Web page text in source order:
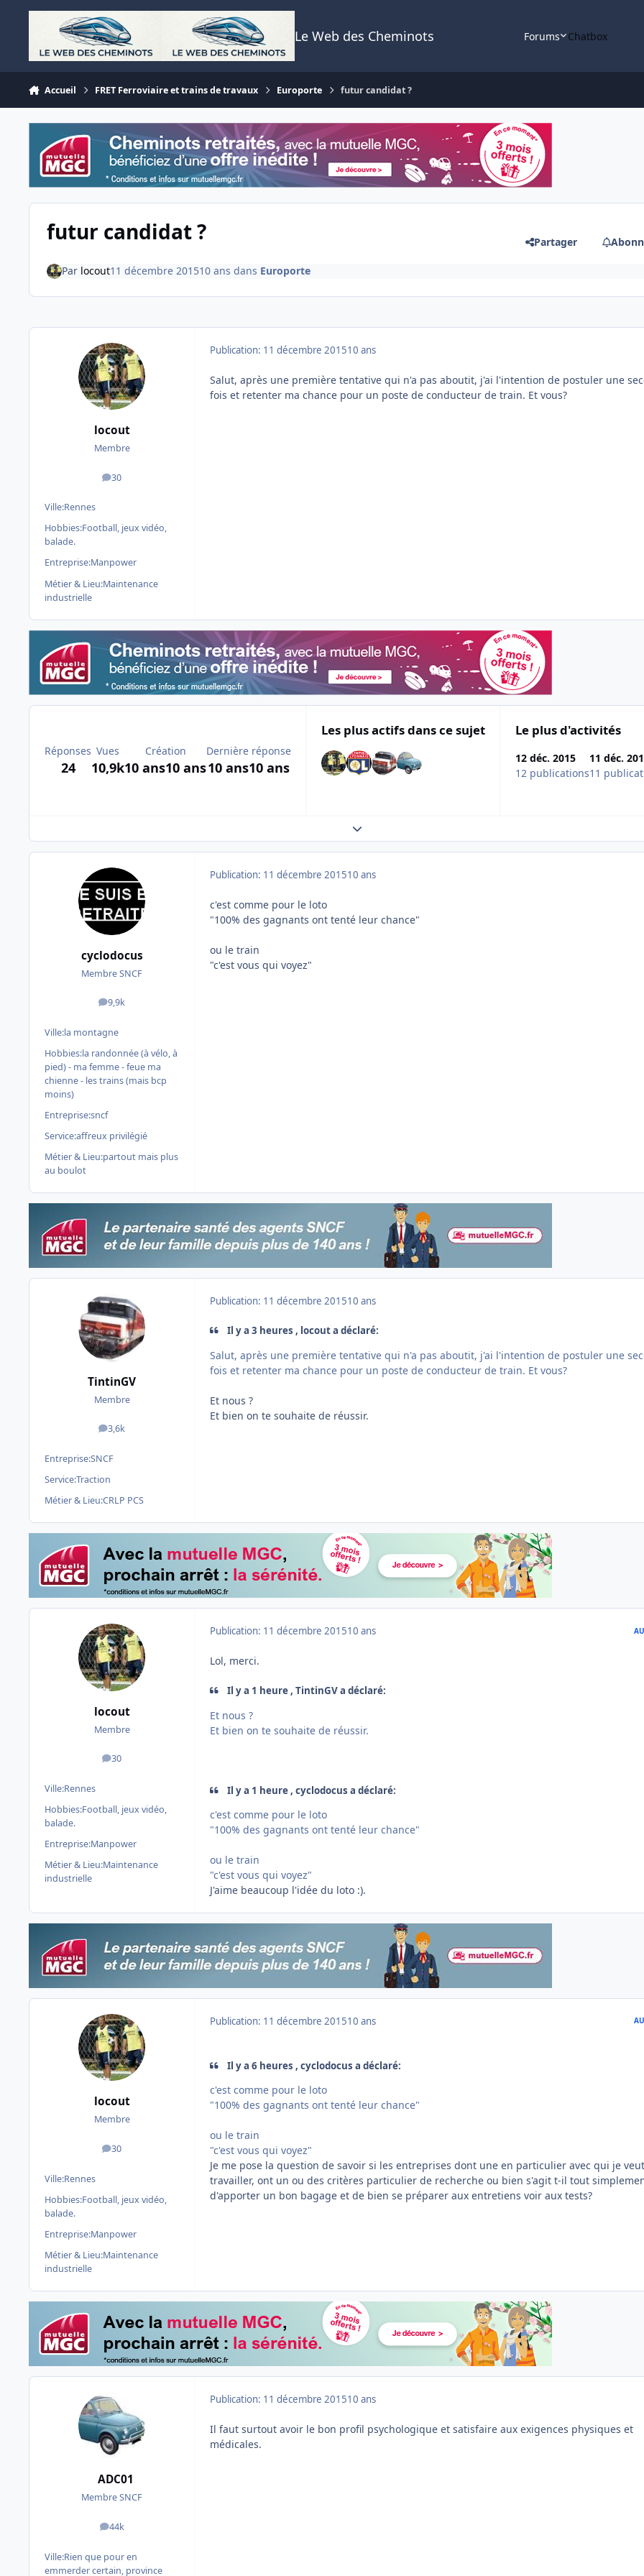
Aller au contenu
Le Web des Cheminots Forums Chatbox
Accueil FRET Ferroviaire et trains de travaux Europorte futur candidat ?
futur candidat ? Partager
Par locout11 décembre 201510 ans dans Europorte
locout
Membre
30
messages
Ville:Rennes
Hobbies:Football, jeux vidéo,
balade.
Entreprise:Manpower
Métier & Lieu:Maintenance
industrielle
Publication: 11 décembre 201510 ans
Salut, après une première tentative qui n'a pas aboutit, j'ai l'intention de postuler une
fois et retenter ma chance pour un poste de conducteur de train. Et vous?
Réponses
24
Vues
10,9k
Création
10 ans10 ans
Dernière réponse
10 ans10 ans
Les plus actifs dans ce sujet Le plus d'activités
12 déc. 2015
12 publications
11 déc.
11
Expand topic overview
cyclodocus
Membre SNCF
9,9k
messages
Ville:la montagne
Hobbies:la randonnée (à vélo, à
pied) - ma femme - feue ma
chienne - les trains (mais bcp
moins)
Entreprise:sncf
Service:affreux privilégié
Métier & Lieu:partout mais plus
au boulot
Publication: 11 décembre 201510 ans
c'est comme pour le loto
"100% des gagnants ont tenté leur chance"
ou le train
"c'est vous qui voyez"
TintinGV
Membre
3,6k
messages
Entreprise:SNCF
Service:Traction
Métier & Lieu:CRLP PCS
Publication: 11 décembre 201510 ans
Il y a 3 heures , locout a déclaré:
Salut, après une première tentative qui n'a pas aboutit, j'ai l'intention de postuler une
fois et retenter ma chance pour un poste de conducteur de train. Et vous?
Et nous ?
Et bien on te souhaite de réussir.
locout
Membre
30
messages
Ville:Rennes
Hobbies:Football, jeux vidéo,
balade.
Entreprise:Manpower
Métier & Lieu:Maintenance
industrielle
Publication: 11 décembre 201510 ans
Lol, merci.
Il y a 1 heure , TintinGV a déclaré:
Et nous ?
Et bien on te souhaite de réussir.
Il y a 1 heure , cyclodocus a déclaré:
c'est comme pour le loto
"100% des gagnants ont tenté leur chance"
ou le train
"c'est vous qui voyez"
J'aime beaucoup l'idée du loto :).
locout
Membre
30
messages
Ville:Rennes
Hobbies:Football, jeux vidéo,
balade.
Entreprise:Manpower
Métier & Lieu:Maintenance
industrielle
Publication: 11 décembre 201510 ans
Il y a 6 heures , cyclodocus a déclaré:
c'est comme pour le loto
"100% des gagnants ont tenté leur chance"
ou le train
"c'est vous qui voyez"
Je me pose la question de savoir si les entreprises dont une en particulier avec qui je veut
travailler, ont un ou des critères particulier de recherche ou bien s'agit t-il tout
d'apporter un bon bagage et de bien se préparer aux entretiens voir aux tests?
ADC01
Membre SNCF
44k
messages
Ville:Rien que pour en
emmerder certain, province
Publication: 11 décembre 201510 ans
Il faut surtout avoir le bon profil psychologique et satisfaire aux exigences physiques et
médicales.